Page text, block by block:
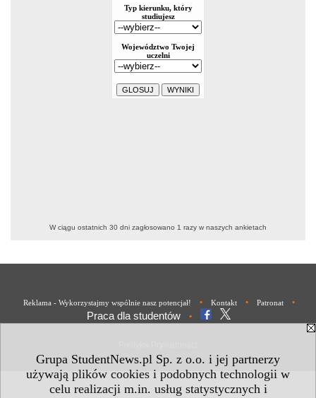
Grupa StudentNews.pl Sp. z o.o. i jej partnerzy
używają plików cookies i podobnych technologii w
celu realizacji m.in. usług statystycznych i
W ciągu ostatnich 30 dni zagłosowano 1 razy w naszych ankietach
Reklama - Wykorzystajmy wspólnie nasz potencjał! • Kontakt • Patronat •
Praca dla studentów •